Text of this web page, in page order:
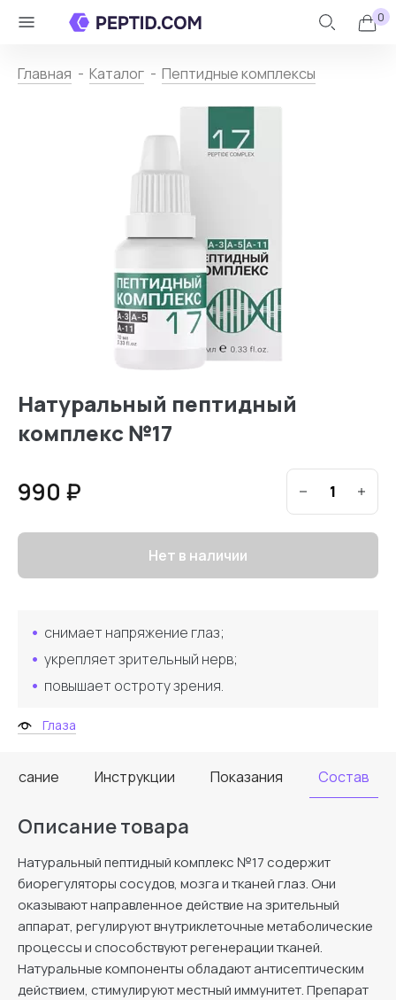
0
Главная Каталог Пептидные комплексы
Глаза
Натуральный пептидный
комплекс №17
снимает напряжение глаз;
укрепляет зрительный нерв;
повышает остроту зрения.
990 ₽
Нет в наличии
Инструкции Показания Состав
Описание товара
Натуральный пептидный комплекс №17 содержит
биорегуляторы сосудов, мозга и тканей глаз. Они
оказывают направленное действие на зрительный
аппарат, регулируют внутриклеточные метаболические
процессы и способствуют регенерации тканей.
Натуральные компоненты обладают антисептическим
действием, стимулируют местный иммунитет. Препарат
ЛичныйНазад